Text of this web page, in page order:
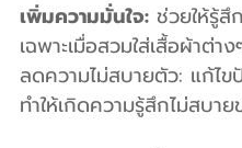
เพิ่มความมั่นใจ: ช่วยให้รู้
เฉพาะเมื่อสวมใส่เสื้อผ้าต่าง
ลดความไม่สบายตัว: แก้ไ
ทำให้เกิดความรู้สึกไม่สบา